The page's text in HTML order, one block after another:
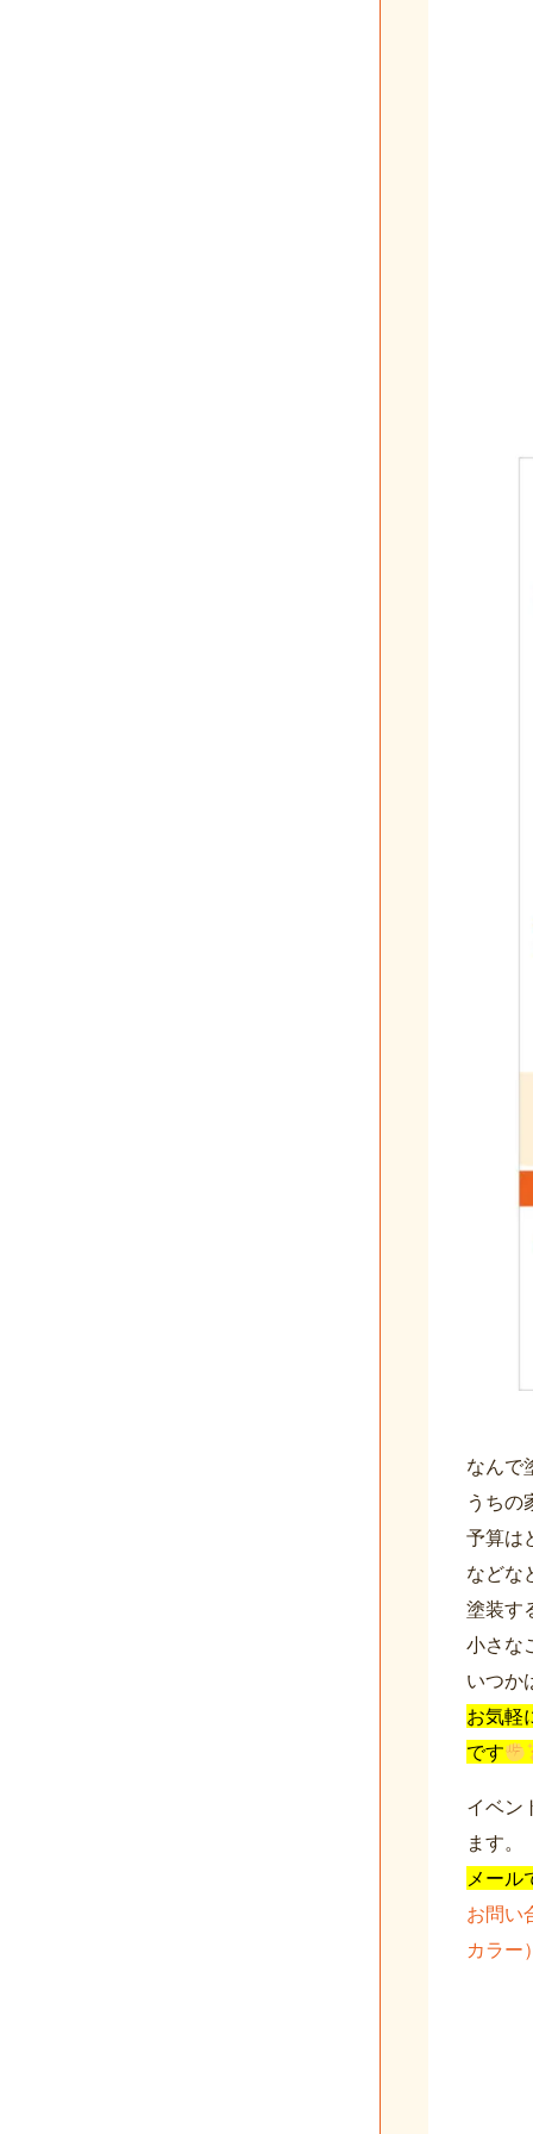
なんで
うちの
予算は
などな
塗装す
小さな
いつか
お気軽
です
イベン
ます。
メール
お問い
カラー